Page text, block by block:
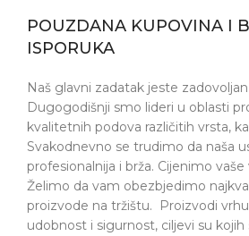
POUZDANA KUPOVINA I
ISPORUKA
Naš glavni zadatak jeste
Dugogodišnji smo lideri u oblasti
kvalitetnih podova različitih vrsta,
Svakodnevno se trudimo da naša
profesionalnija i brža. Cijenimo
Želimo da vam obezbjedimo
proizvode na tržištu. Proizvodi
udobnost i sigurnost, ciljevi su kojih